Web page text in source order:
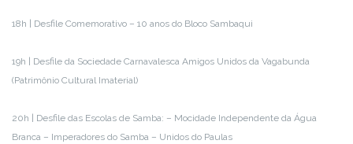
18h | Desfile Comemorativo – 10 anos do Bloco Sambaqui
19h | Desfile da Sociedade Carnavalesca Amigos Unidos da Vagabunda
(Patrimônio Cultural Imaterial)
20h | Desfile das Escolas de Samba: – Mocidade Independente da Água
Branca – Imperadores do Samba – Unidos do Paulas